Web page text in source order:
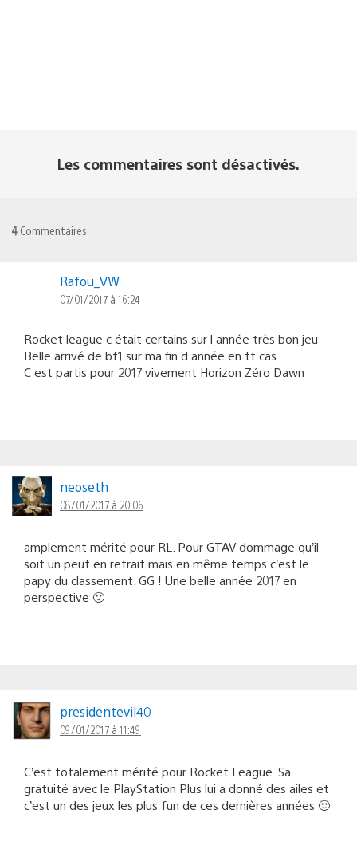
Les commentaires sont désactivés.
4 Commentaires
Rafou_VW
07/01/2017 à 16:24
Rocket league c était certains sur l année très bon jeu
Belle arrivé de bf1 sur ma fin d année en tt cas
C est partis pour 2017 vivement Horizon Zéro Dawn
neoseth
08/01/2017 à 20:06
amplement mérité pour RL. Pour GTAV dommage qu’il
soit un peut en retrait mais en même temps c’est le
papy du classement. GG ! Une belle année 2017 en
perspective 🙂
presidentevil40
09/01/2017 à 11:49
C’est totalement mérité pour Rocket League. Sa
gratuité avec le PlayStation Plus lui a donné des ailes et
c’est un des jeux les plus fun de ces dernières années 🙂